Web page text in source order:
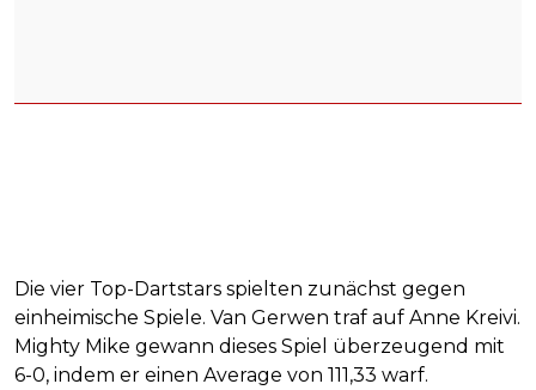
Die vier Top-Dartstars spielten zunächst gegen
einheimische Spiele. Van Gerwen traf auf Anne Kreivi.
Mighty Mike gewann dieses Spiel überzeugend mit
6-0, indem er einen Average von 111,33 warf.